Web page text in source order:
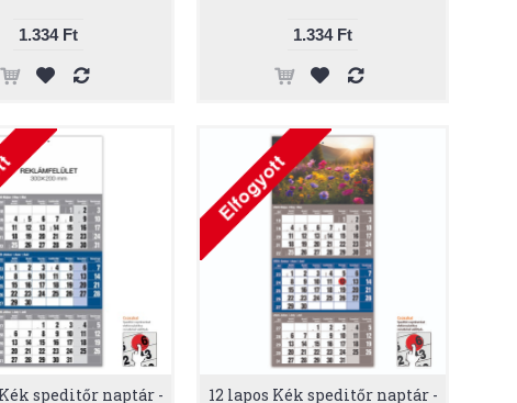
1.334 Ft 1.334 Ft
speditőr naptár -
12 lapos Kék speditőr naptár -